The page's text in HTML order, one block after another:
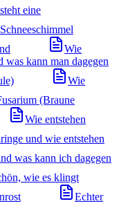
eine
Wie
was kann man dagegen
Wie
(Braune
Wie entstehen
und wie entstehen
was kann ich dagegen
wie es klingt
Echter